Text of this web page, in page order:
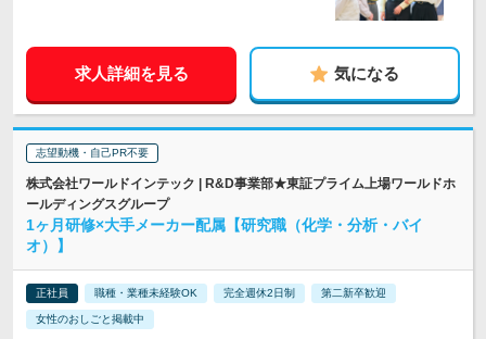
求人詳細を見る 気になる
志望動機・自己PR不要
株式会社ワールドインテック | R&D事業部★東証プライム上場ワールドホ
ールディングスグループ
1ヶ月研修×大手メーカー配属【研究職（化学・分析・バイ
オ）】
正社員 職種・業種未経験OK 完全週休2日制 第二新卒歓迎
女性のおしごと掲載中